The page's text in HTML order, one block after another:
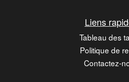
Liens
Tableau des
Politique de
Contactez-